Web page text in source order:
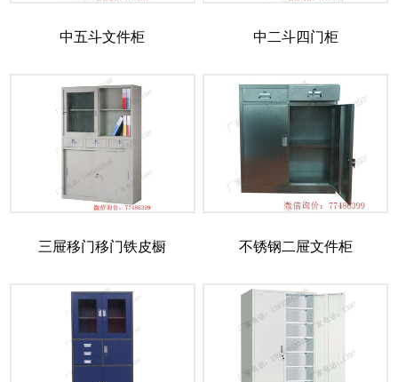
中五斗文件柜 中二斗四门柜
三屉移门移门铁皮橱 不锈钢二屉文件柜